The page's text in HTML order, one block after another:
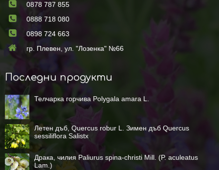
0878 787 855
0888 718 080
0898 724 663
гр. Плевен, ул. "Лозенка" №66
Последни продукти
Телчарка горчива Polygala amara L.
Летен дъб, Quercus robur L. Зимен дъб Quercus
sessiliflora Salistx
Драка, чилия Paliurus spina-christi Mill. (P. aculeatus
Lam.)